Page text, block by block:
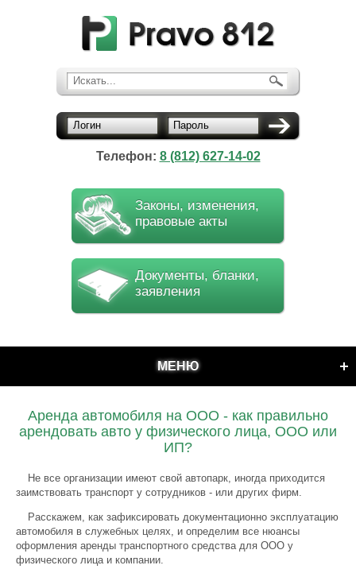
Искать...
Логин Пароль
Телефон: 8 (812) 627-14-02
Законы, изменения,
правовые акты
Документы, бланки,
заявления
МЕНЮ
Аренда автомобиля на ООО - как правильно
арендовать авто у физического лица, ООО или
ИП?
Не все организации имеют свой автопарк, иногда приходится
заимствовать транспорт у сотрудников - или других фирм.
Расскажем, как зафиксировать документационно эксплуатацию
автомобиля в служебных целях, и определим все нюансы
оформления аренды транспортного средства для ООО у
физического лица и компании.